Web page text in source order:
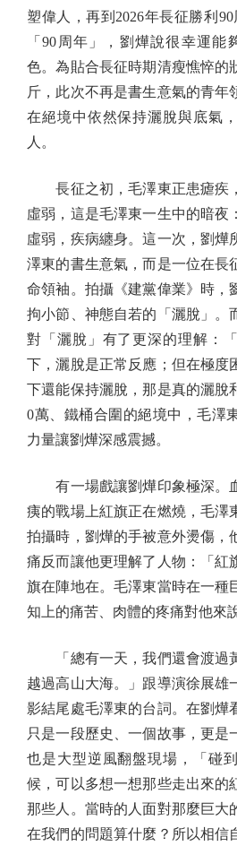
塑偉人，再到2026年長征勝利
「90周年」，劉燁說很幸運能
色。為貼合長征時期清瘦憔悴的
斤，此次不再是書生意氣的青年
在絕境中依然保持灑脫與底氣
人。
長征之初，毛澤東正患瘧疾
虛弱，這是毛澤東一生中的暗夜
虛弱，疾病纏身。這一次，劉燁
澤東的書生意氣，而是一位在長
命領袖。拍攝《建黨偉業》時，
拘小節、神態自若的「灑脫」。
對「灑脫」有了更深的理解：
下，灑脫是正常反應；但在極度
下還能保持灑脫，那是真的灑脫
0萬、鐵桶合圍的絕境中，毛澤
力量讓劉燁深感震撼。
有一場戲讓劉燁印象極深。
痍的戰場上紅旗正在燃燒，毛澤
拍攝時，劉燁的手被意外燙傷，
痛反而讓他更理解了人物：「紅
旗在陣地在。毛澤東當時在一種
知上的痛苦、肉體的疼痛對他來
「總有一天，我們還會渡過
越過高山大海。」跟導演徐展雄
影結尾處毛澤東的台詞。在劉燁
只是一段歷史、一個故事，更是
也是大型逆風翻盤現場，「碰
候，可以多想一想那些走出來的
那些人。當時的人面對那麼巨大
在我們的問題算什麼？所以相信